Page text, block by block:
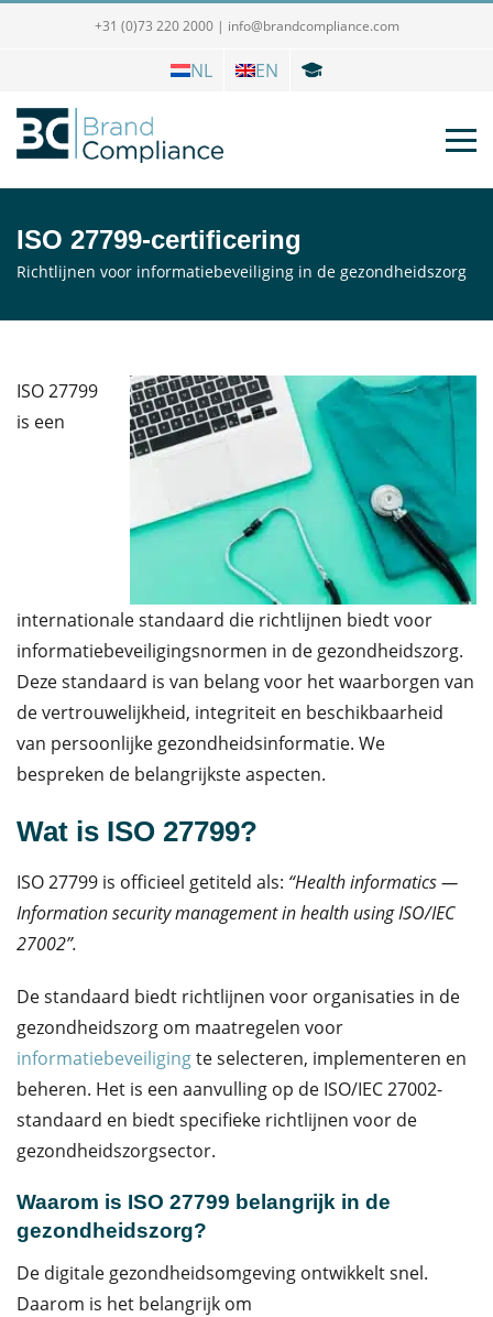
+31 (0)73 220 2000 | info@brandcompliance.com
NL EN
ISO 27799-certificering
Richtlijnen voor informatiebeveiliging in de gezondheidszorg
ISO 27799
is een
internationale standaard die richtlijnen biedt voor
informatiebeveiligingsnormen in de gezondheidszorg.
Deze standaard is van belang voor het waarborgen van
de vertrouwelijkheid, integriteit en beschikbaarheid
van persoonlijke gezondheidsinformatie. We
bespreken de belangrijkste aspecten.
Wat is ISO 27799?
ISO 27799 is officieel getiteld als: “Health informatics —
Information security management in health using ISO/IEC
27002”.
De standaard biedt richtlijnen voor organisaties in de
gezondheidszorg om maatregelen voor
informatiebeveiligingte selecteren, implementeren en
beheren. Het is een aanvulling op de ISO/IEC 27002-
standaard en biedt specifieke richtlijnen voor de
gezondheidszorgsector.
Waarom is ISO 27799 belangrijk in de
gezondheidszorg?
De digitale gezondheidsomgeving ontwikkelt snel.
Daarom is het belangrijk om